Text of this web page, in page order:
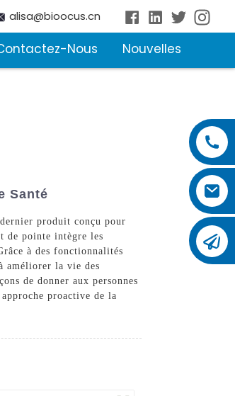
alisa@bioocus.cn
Nous Nouvelles
Santé
produit conçu pour
de pointe intègre les
à des fonctionnalités
améliorer la vie des
de donner aux personnes
proactive de la